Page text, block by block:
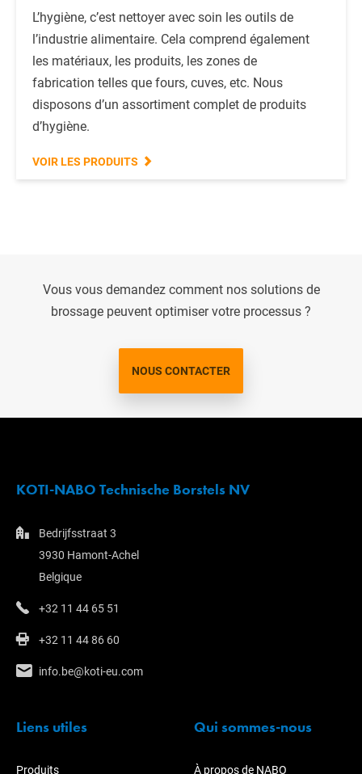
L’hygiène, c’est nettoyer avec soin les outils de
l’industrie alimentaire. Cela comprend également
les matériaux, les produits, les zones de
fabrication telles que fours, cuves, etc. Nous
disposons d’un assortiment complet de produits
d’hygiène.
VOIR LES PRODUITS
Vous vous demandez comment nos solutions de
brossage peuvent optimiser votre processus ?
NOUS CONTACTER
KOTI-NABO Technische Borstels NV
Bedrijfsstraat 3
3930 Hamont-Achel
Belgique
+32 11 44 65 51
+32 11 44 86 60
info.be@koti-eu.com
Liens utiles
Produits
Qui sommes-nous
À propos de NABO